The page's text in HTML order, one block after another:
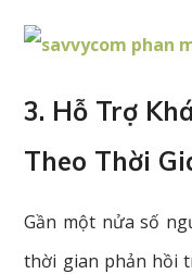
3. Hỗ Trợ
Theo Thời
Gần một nửa số
thời gian phản hồi